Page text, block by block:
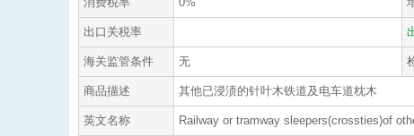
出口关税率
海关监管条件 无
商品描述 其他已浸渍的针叶木铁道及电车道枕木
英文名称 Railway or tramway sleepers(crossties)of